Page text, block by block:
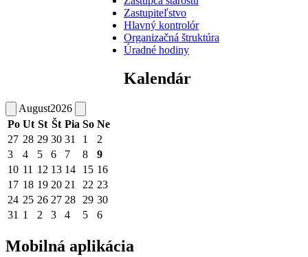
Zastupiteľstvo
Hlavný kontrolór
Organizačná štruktúra
Úradné hodiny
Kalendár
August2026
Po Ut St Št Pia So Ne
27 28 29 30 31 1
2
3
4 5 6 7 8
9
10 11 12 13 14 15 16
17 18 19 20 21 22 23
24 25 26 27 28 29 30
31 1 2 3 4 5 6
Mobilná aplikácia